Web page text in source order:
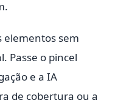
elementos sem
Passe o pincel
e a IA
de cobertura ou a